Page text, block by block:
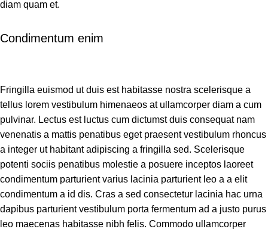
diam quam et.
Condimentum enim
Fringilla euismod ut duis est habitasse nostra scelerisque a
tellus lorem vestibulum himenaeos at ullamcorper diam a cum
pulvinar. Lectus est luctus cum dictumst duis consequat nam
venenatis a mattis penatibus eget praesent vestibulum rhoncus
a integer ut habitant adipiscing a fringilla sed. Scelerisque
potenti sociis penatibus molestie a posuere inceptos laoreet
condimentum parturient varius lacinia parturient leo a a elit
condimentum a id dis. Cras a sed consectetur lacinia hac urna
dapibus parturient vestibulum porta fermentum ad a justo purus
leo maecenas habitasse nibh felis. Commodo ullamcorper